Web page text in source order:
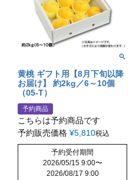
黄桃 ギフト用【8月下旬以降
お届け】 約2kg／6～10個
（05-T）
予約商品
こちらは予約商品です
予約販売価格 ¥5,810税込
予約受付期間
2026/05/15 9:00〜
2026/08/17 9:00